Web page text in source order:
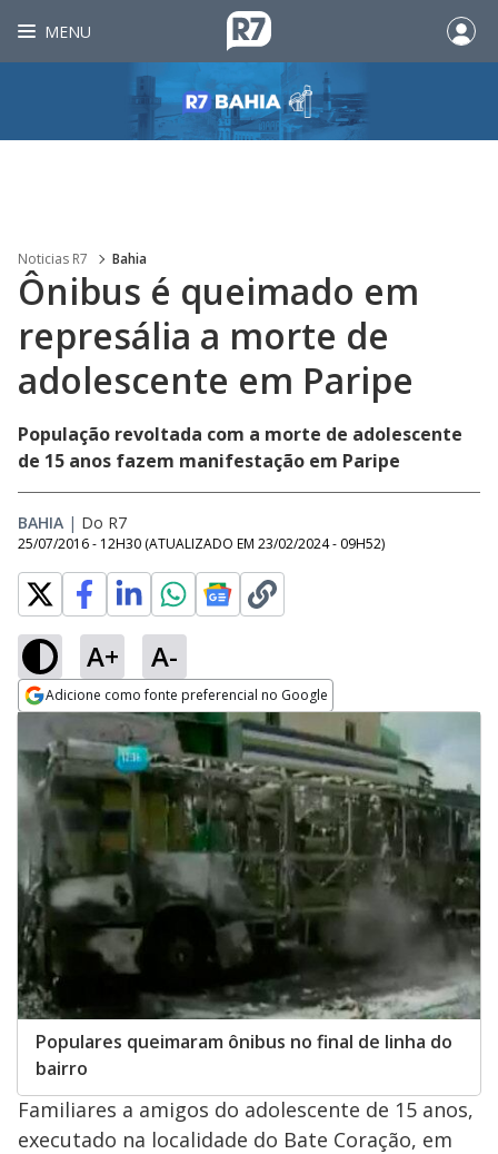
MENU
Noticias R7 Bahia
Ônibus é queimado em
represália a morte de
adolescente em Paripe
População revoltada com a morte de adolescente
de 15 anos fazem manifestação em Paripe
BAHIA | Do R7
25/07/2016 - 12H30 (ATUALIZADO EM 23/02/2024 - 09H52)
A+ A-
Adicione como fonte preferencial no Google
Opens in new window
Populares queimaram ônibus no final de linha do
bairro
Familiares a amigos do adolescente de 15 anos,
executado na localidade do Bate Coração, em